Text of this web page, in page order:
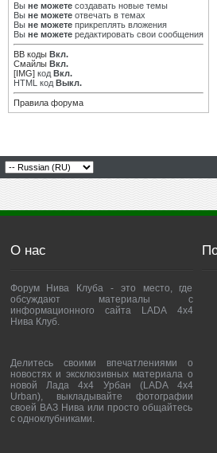
Вы не можете создавать новые темы
Вы не можете отвечать в темах
Вы не можете прикреплять вложения
Вы не можете редактировать свои сообщения
BB коды Вкл.
Смайлы Вкл.
[IMG] код Вкл.
HTML код Выкл.
Правила форума
О нас
Форум Нива Клуба - это место, где
обсуждают материалы с
информационного сайта LADA 4x4
Нива Клуб.
Делитесь своими впечатлениями о
новостях и эксклюзивных материала о
новой Лада 4х4 Урбан (LADA 4x4
Urban), выкладывайте фотографии
своей ВАЗ Нива или просто общайтесь
с одноклубниками.